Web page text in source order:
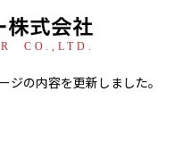
ジの内容を更新しました。